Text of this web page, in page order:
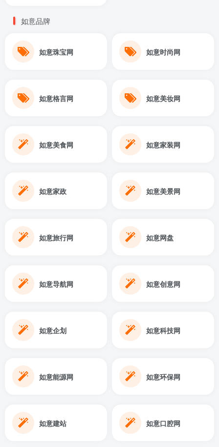
如意品牌
如意珠宝网 如意时尚网
如意格言网 如意美妆网
如意美食网 如意家装网
如意家政 如意美景网
如意旅行网 如意网盘
如意导航网 如意创意网
如意企划 如意科技网
如意能源网 如意环保网
如意建站 如意口腔网